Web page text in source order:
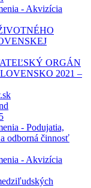
- Akvizícia
ORGÁN
2021 –
- Podujatia,
odborná činnosť
- Akvizícia